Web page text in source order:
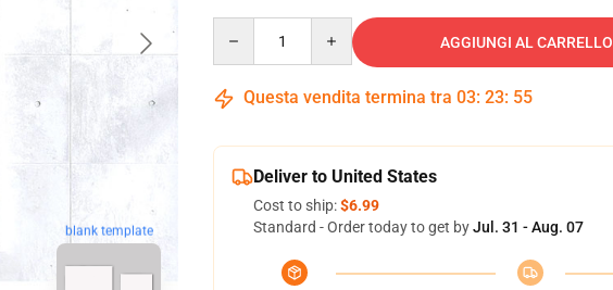
blank template
AGGIUNGI AL CARRELLO
Questa vendita termina tra 03: 23: 54
Deliver to United States
Cost to ship:$6.99
Standard - Order today to get byJul. 31 - Aug. 07